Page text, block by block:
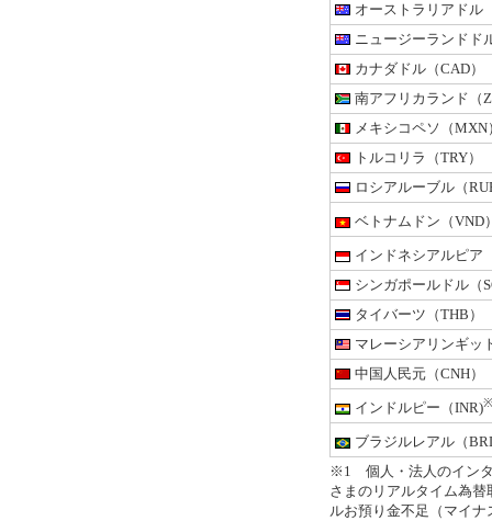
オーストラリアドル
ニュージーランドド
カナダドル（CAD）
南アフリカランド（
メキシコペソ（MXN
トルコリラ（TRY）
ロシアルーブル（
ベトナムドン（VND
インドネシアルピア
シンガポールドル（
タイバーツ（THB）
マレーシアリンギッ
中国人民元（CNH）
インドルピー（INR)
ブラジルレアル（
※1 個人・法人のインタ
さまのリアルタイム為
ルお預り金不足（マイ